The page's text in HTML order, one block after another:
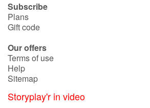
Subscribe
Plans
Gift code
Our offers
Terms of use
Help
Sitemap
Storyplay'r in video